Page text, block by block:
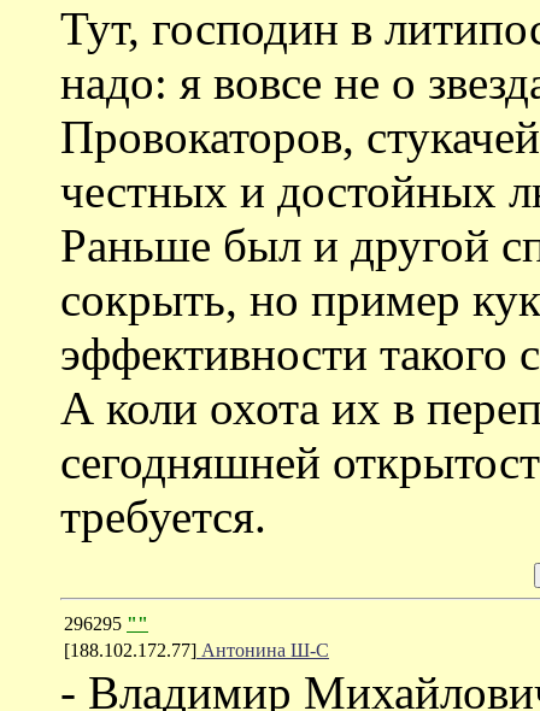
Тут, господин в
надо: я вовсе не о
Провокаторов,
честных и достойных
Раньше был и другой
сокрыть, но пример
эффективности такого
А коли охота их в
сегодняшней
требуется.
296295 ""
[188.102.172.77] Антонина Ш-С
- Владимир